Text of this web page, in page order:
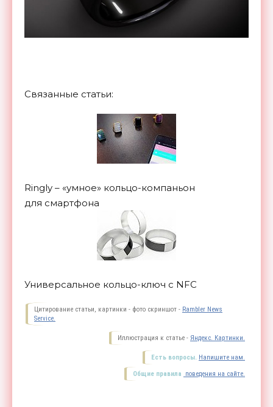
Связанные статьи:
Ringly – «умное» кольцо-компаньон
для смартфона
Универсальное кольцо-ключ с NFC
Цитирование статьи, картинки - фото скриншот - Rambler News
Service.
Иллюстрация к статье - Яндекс. Картинки.
Есть вопросы. Напишите нам.
Общие правила поведения на сайте.